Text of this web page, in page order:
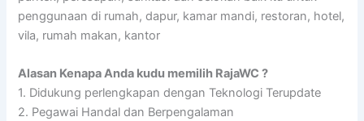
penggunaan di rumah, dapur, kamar mandi, restoran, hotel,
vila, rumah makan, kantor
Alasan Kenapa Anda kudu memilih RajaWC ?
1. Didukung perlengkapan dengan Teknologi Terupdate
2. Pegawai Handal dan Berpengalaman